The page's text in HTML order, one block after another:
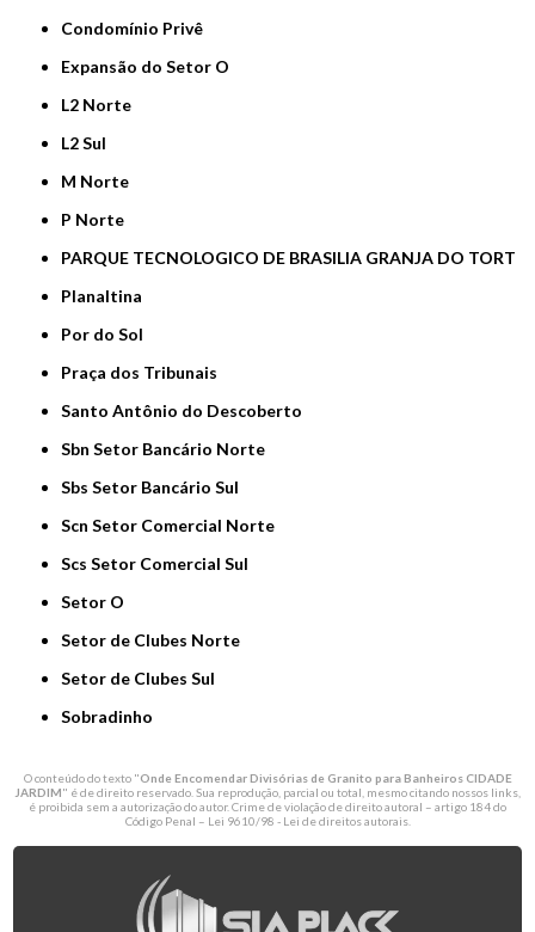
Condomínio Privê
Expansão do Setor O
L2 Norte
L2 Sul
M Norte
P Norte
PARQUE TECNOLOGICO DE BRASILIA GRANJA DO TORT
Planaltina
Por do Sol
Praça dos Tribunais
Santo Antônio do Descoberto
Sbn Setor Bancário Norte
Sbs Setor Bancário Sul
Scn Setor Comercial Norte
Scs Setor Comercial Sul
Setor O
Setor de Clubes Norte
Setor de Clubes Sul
Sobradinho
O conteúdo do texto "Onde Encomendar Divisórias de Granito para Banheiros CIDADE
JARDIM" é de direito reservado. Sua reprodução, parcial ou total, mesmo citando nossos links,
é proibida sem a autorização do autor. Crime de violação de direito autoral – artigo 184 do
Código Penal – Lei 9610/98 - Lei de direitos autorais.